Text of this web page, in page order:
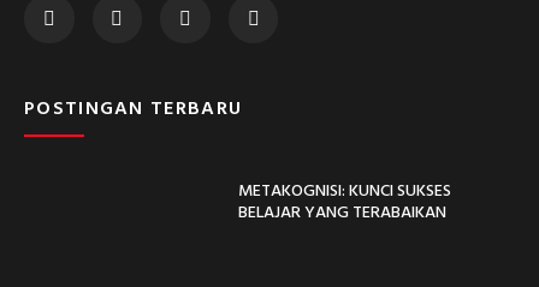
POSTINGAN TERBARU
METAKOGNISI: KUNCI SUKSES
BELAJAR YANG TERABAIKAN